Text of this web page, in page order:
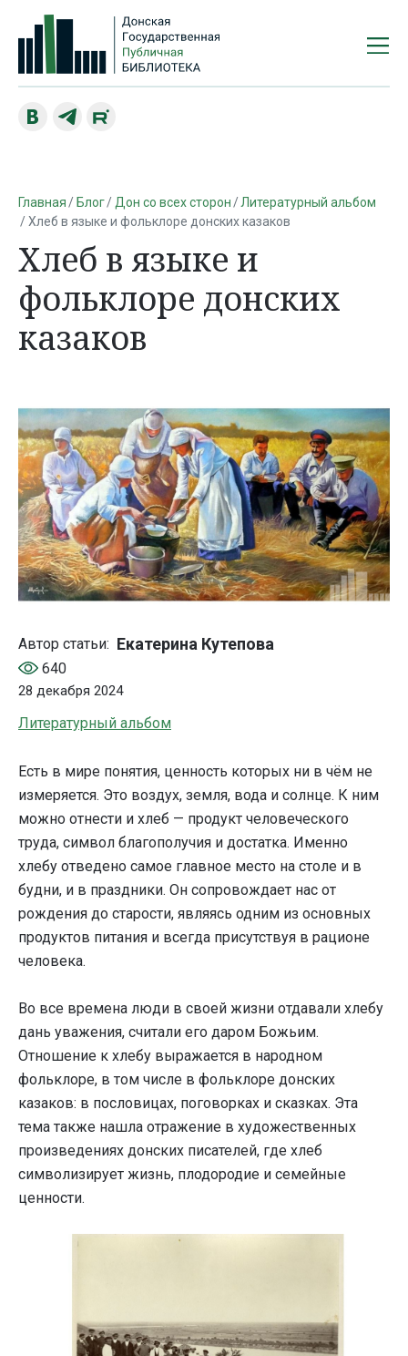
Главная Блог Дон со всех сторон
Литературный альбом
Хлеб в языке и фольклоре донских казаков
Хлеб в языке и
фольклоре донских
казаков
Автор статьи: Екатерина Кутепова
640
28 декабря 2024
Литературный альбом
Есть в мире понятия, ценность которых ни в чём не
измеряется. Это воздух, земля, вода и солнце. К ним
можно отнести и хлеб — продукт человеческого
труда, символ благополучия и достатка. Именно
хлебу отведено самое главное место на столе и в
будни, и в праздники. Он сопровождает нас от
рождения до старости, являясь одним из основных
продуктов питания и всегда присутствуя в рационе
человека.
Во все времена люди в своей жизни отдавали хлебу
дань уважения, считали его даром Божьим.
Отношение к хлебу выражается в народном
фольклоре, в том числе в фольклоре донских
казаков: в пословицах, поговорках и сказках. Эта
тема также нашла отражение в художественных
произведениях донских писателей, где хлеб
символизирует жизнь, плодородие и семейные
ценности.